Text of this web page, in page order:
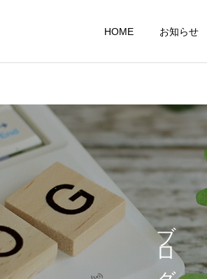
HOME お知らせ
スポーツ外傷
スタッフ日記
☆プチごほうび☆ 休
ブログ